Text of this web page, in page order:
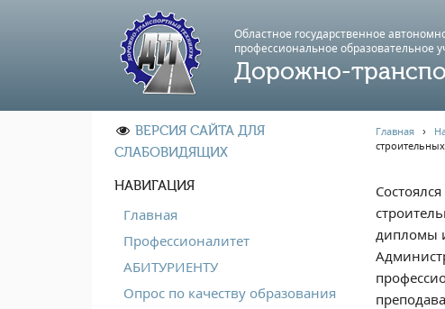
Областное государственное
профессиональноe образовательное
Дорожно-
ВЕРСИЯ САЙТА ДЛЯ
СЛАБОВИДЯЩИХ
НАВИГАЦИЯ
Главная
Профессионалитет
АБИТУРИЕНТУ
Опрос по качеству образования
Главная›
дипломы